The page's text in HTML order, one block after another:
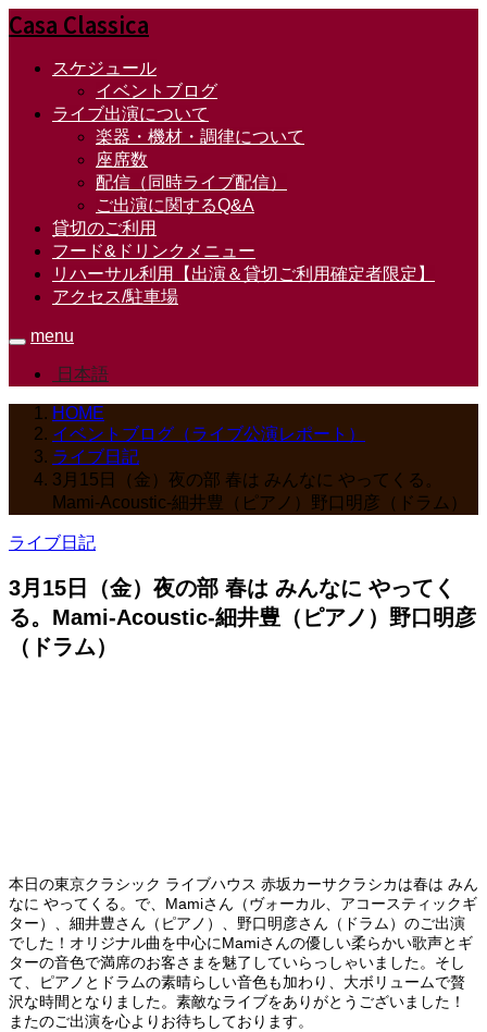
Casa Classica
スケジュール
イベントブログ
ライブ出演について
楽器・機材・調律について
座席数
配信（同時ライブ配信）
ご出演に関するQ&A
貸切のご利用
フード&ドリンクメニュー
リハーサル利用【出演＆貸切ご利用確定者限定】
アクセス/駐車場
menu
日本語
HOME
イベントブログ（ライブ公演レポート）
ライブ日記
3月15日（金）夜の部 春は みんなに やってくる。
Mami-Acoustic-細井豊（ピアノ）野口明彦（ドラム）
ライブ日記
3月15日（金）夜の部 春は みんなに やってく
る。Mami-Acoustic-細井豊（ピアノ）野口明彦
（ドラム）
本日の東京クラシック ライブハウス 赤坂カーサクラシカは春は みん
なに やってくる。で、Mamiさん（ヴォーカル、アコースティックギ
ター）、細井豊さん（ピアノ）、野口明彦さん（ドラム）のご出演
でした！オリジナル曲を中心にMamiさんの優しい柔らかい歌声とギ
ターの音色で満席のお客さまを魅了していらっしゃいました。そし
て、ピアノとドラムの素晴らしい音色も加わり、大ボリュームで贅
沢な時間となりました。素敵なライブをありがとうございました！
またのご出演を心よりお待ちしております。